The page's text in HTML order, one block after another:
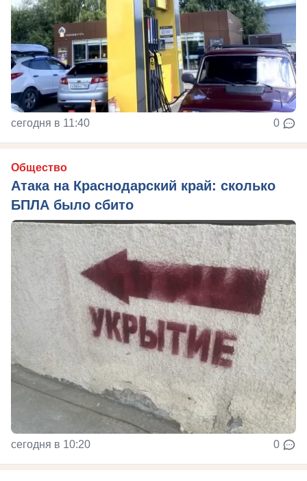
сегодня в 11:40 0
Общество
Атака на Краснодарский край: сколько
БПЛА было сбито
сегодня в 10:20 0